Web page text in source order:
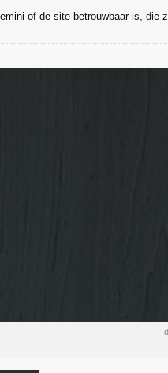
of de site betrouwbaar is, die